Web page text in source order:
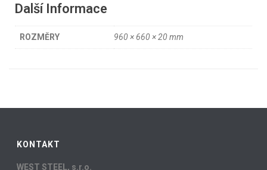
Další Informace
ROZMĚRY 960 × 660 × 20 mm
KONTAKT
WEST STEEL, s.r.o.